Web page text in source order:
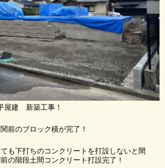
屋建 新築工事！
前のブロック積が完了！
も下打ちのコンクリートを打設しないと間
の階段土間コンクリート打設完了！